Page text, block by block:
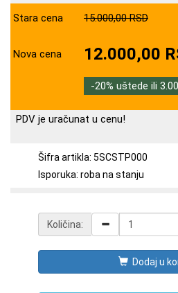
Stara cena 15.000,00 RSD
Nova cena 12.000,00
-20% uštede ili
PDV je uračunat u cenu!
Šifra artikla: 5SCSTP000
Isporuka: roba na stanju
Količina:
Dodaj u